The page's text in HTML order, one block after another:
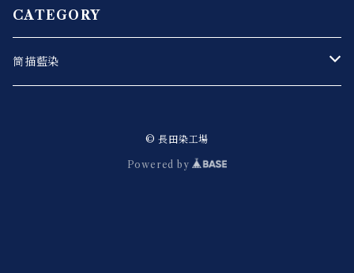
CATEGORY
筒描藍染
© 長田染工場
Powered by